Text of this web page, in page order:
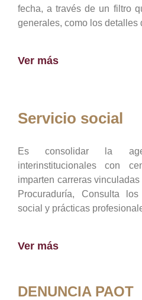
fecha, a través de un filtro
generales, como los detalles
Ver más
Servicio social
Es consolidar la
interinstitucionales con
imparten carreras
Procuraduría, Consulta
social y prácticas
Ver más
DENUNCIA PAOT